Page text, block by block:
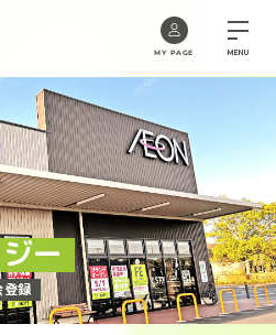
MY PAGE MENU
ー
録